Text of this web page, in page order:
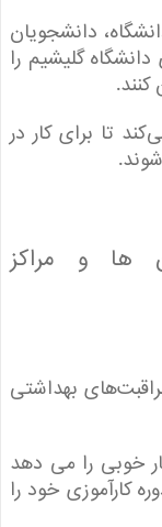
دانشجویان
گلیشیم را
برای کار در
و مراکز
بهداشتی
را می دهد
خود را